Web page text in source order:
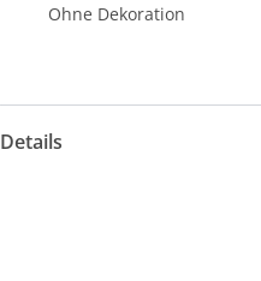
Ohne Dekoration
Details